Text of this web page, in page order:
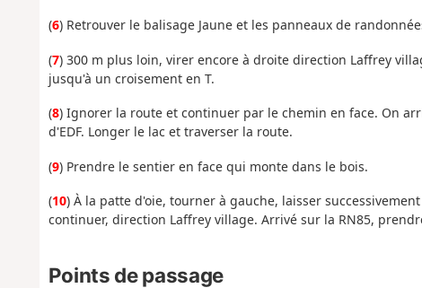
(6) Retrouver le balisage Jaune et les panneaux de
(7) 300 m plus loin, virer encore à droite direction Laffrey
jusqu'à un croisement en T.
(8) Ignorer la route et continuer par le chemin en face. On
d'EDF. Longer le lac et traverser la route.
(9) Prendre le sentier en face qui monte dans le bois.
(10) À la patte d'oie, tourner à gauche, laisser
continuer, direction Laffrey village. Arrivé sur la RN85,
Points de passage